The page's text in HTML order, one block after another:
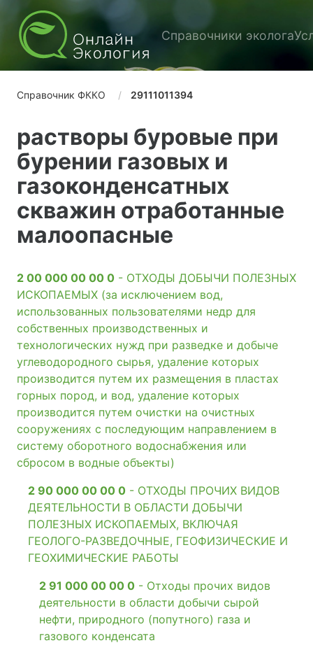
Справочники эколога
Справочник ФККО 29111011394
растворы буровые при
бурении газовых и
газоконденсатных
скважин отработанные
малоопасные
2 00 000 00 00 0 - ОТХОДЫ ДОБЫЧИ ПОЛЕЗНЫХ
ИСКОПАЕМЫХ (за исключением вод,
использованных пользователями недр для
собственных производственных и
технологических нужд при разведке и добыче
углеводородного сырья, удаление которых
производится путем их размещения в пластах
горных пород, и вод, удаление которых
производится путем очистки на очистных
сооружениях с последующим направлением в
систему оборотного водоснабжения или
сбросом в водные объекты)
2 90 000 00 00 0 - ОТХОДЫ ПРОЧИХ ВИДОВ
ДЕЯТЕЛЬНОСТИ В ОБЛАСТИ ДОБЫЧИ
ПОЛЕЗНЫХ ИСКОПАЕМЫХ, ВКЛЮЧАЯ
ГЕОЛОГО-РАЗВЕДОЧНЫЕ, ГЕОФИЗИЧЕСКИЕ И
ГЕОХИМИЧЕСКИЕ РАБОТЫ
2 91 000 00 00 0 - Отходы прочих видов
деятельности в области добычи сырой
нефти, природного (попутного) газа и
газового конденсата